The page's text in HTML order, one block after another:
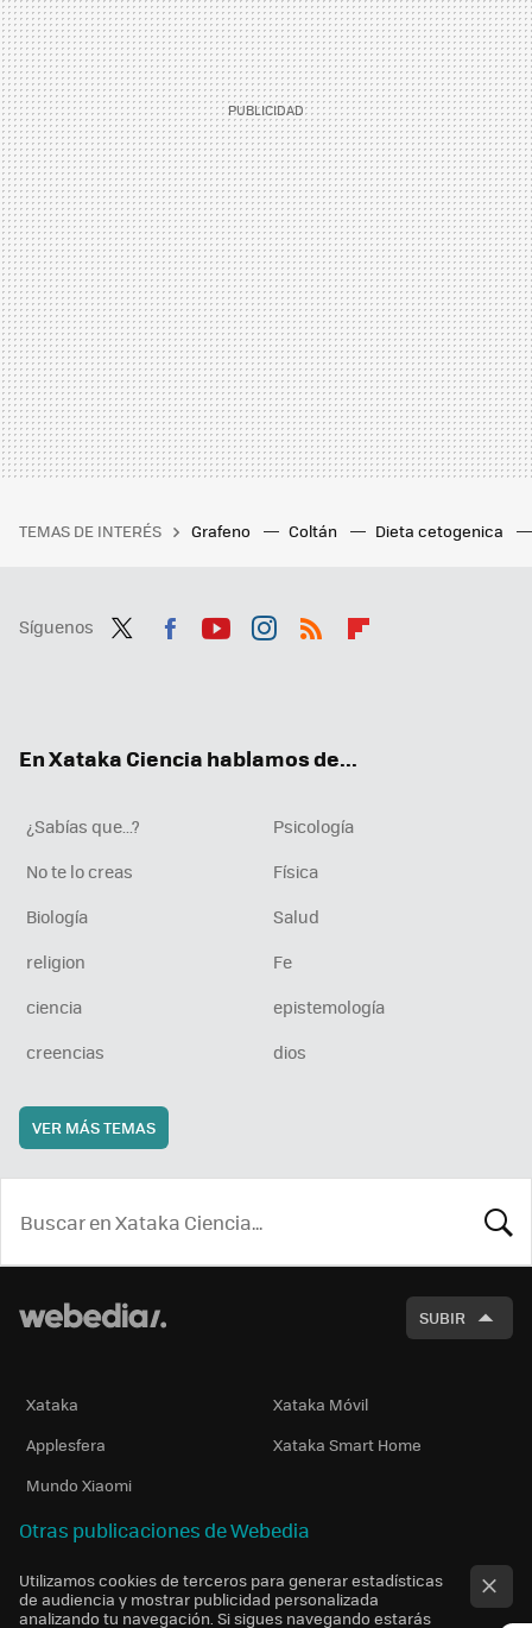
TEMAS DE INTERÉS Grafeno Coltán Dieta cetogenica
Síguenos
En Xataka Ciencia hablamos de...
¿Sabías que...?
Psicología
No te lo creas
Física
Biología
Salud
religion
Fe
ciencia
epistemología
creencias
dios
VER MÁS TEMAS
SUBIR
Xataka
Xataka Móvil
Applesfera
Xataka Smart Home
Mundo Xiaomi
Otras publicaciones de Webedia
Utilizamos cookies de terceros para generar estadísticas
de audiencia y mostrar publicidad personalizada
analizando tu navegación. Si sigues navegando estarás